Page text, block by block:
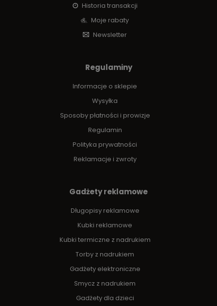
Historia transakcji
Moje rabaty
Newsletter
Regulaminy
Informacje o sklepie
Wysyłka
Sposoby płatności i prowizje
Regulamin
Polityka prywatności
Reklamacje i zwroty
Gadżety reklamowe
Długopisy reklamowe
Kubki reklamowe
Kubki termiczne z nadrukiem
Torby z nadrukiem
Gadżety elektroniczne
Smycz z nadrukiem
Gadżety dla dzieci